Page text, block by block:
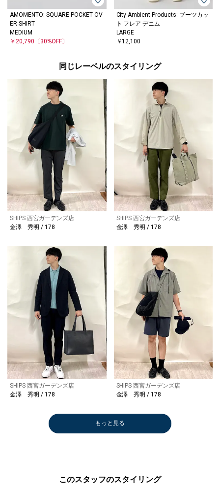
AMOMENTO: SQUARE POCKET OV
ER SHIRT
MEDIUM
￥20,790 〔30%OFF〕
City Ambient Products: ブーツカッ
ト フレア デニム
LARGE
￥12,100
同じレーベルのスタイリング
SHIPS 西宮ガーデンズ店
金澤 秀明 / 178
SHIPS 西宮ガーデンズ店
金澤 秀明 / 178
SHIPS 西宮ガーデンズ店
金澤 秀明 / 178
SHIPS 西宮ガーデンズ店
金澤 秀明 / 178
もっと見る
このスタッフのスタイリング